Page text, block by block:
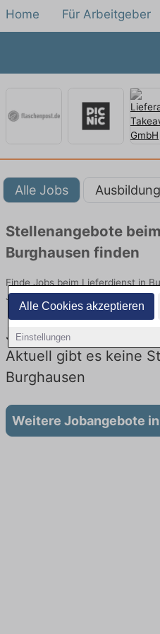
Alle Cookies akzeptieren
Einstellungen
Home Für Arbeitgeber
Alle Jobs Ausbildung
Stellenangebote
Burghausen finden
Finde Jobs beim Lieferdienst in
Jetzt bewerben!
Jobs beim
Aktuell gibt es keine
Burghausen
Weitere Jobangebote